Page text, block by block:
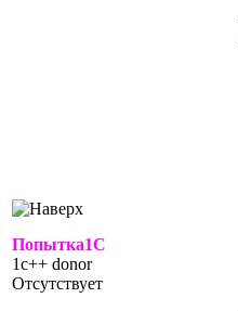
Попытка1С
1c++ donor
Отсутствует